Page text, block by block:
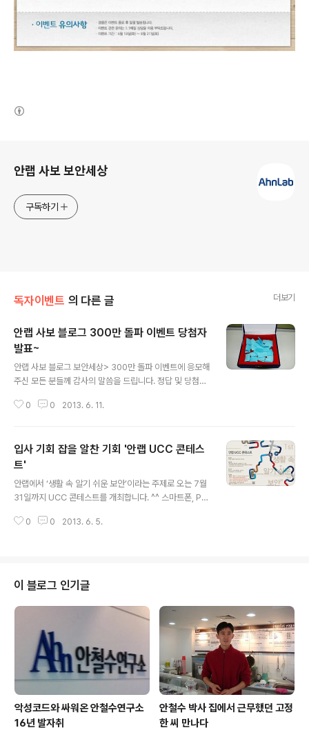
안랩 사보 보안세상
구독하기
독자이벤트 의 다른 글 더보기
안랩 사보 블로그 300만 돌파 이벤트 당첨자
발표~
안랩 사보 블로그 보안세상> 300만 돌파 이벤트에 응모해
주신 모든 분들께 감사의 말씀을 드립니다. 정답 및 당첨자
감, 정보를 담아 여러분과 소통할 수 있도록 노력하겠습니
한번으로 악성코드를 잡는 참신성과 뛰어난 성능으로 ‘인
포 시큐리티 글로벌 엑설런스 어워드’에서 ‘최고의 백신’ 부
문을 수상한 이 제품의 이름은 무엇일까요?(3) 안랩의 창
립기념일은 3월 15일 입니다. 2013년은 몇 회 창립기념
일이었을까요? 정답>(1) 가디언스 (2) V3 클릭(3) 18회
당첨자>아래 사진처럼 엄격한(^^) 추첨을 거쳐 원성연 한
0 0 2013. 6. 11.
입사 기회 잡을 알찬 기회 '안랩 UCC 콘테스
트'
안랩에서 ‘생활 속 알기 쉬운 보안’이라는 주제로 오는 7월
31일까지 UCC 콘테스트를 개최합니다. ^^ 스마트폰, PC,
자유롭게 UCC를 제작해 참여 할 수 있습니다. 참가대상은
김홍선 대표 및 경영진과 함께하는 점심식사, 영상제 참가
등의 기회도 마련되어 있습니다. 따라서 평소 보안에 관심
이 있거나 특히 취업을 준비하고 있는 여러분이라면 이번
기회를 절대 놓치지 마세요. 그럼 모두들 많은 참여 부탁드
려요.~~~ ^^ 1) UCC 콘테스트 안내 - 응모기간: 2013년
0 0 2013. 6. 5.
이 블로그 인기글
악성코드와 싸워온 안철수연구소
16년 발자취
안철수 박사 집에서 근무했던 고정
한 씨 만나다